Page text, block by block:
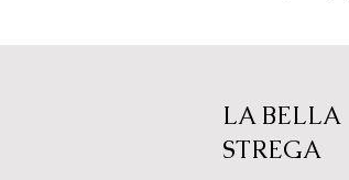
LA BELLA
STREGA